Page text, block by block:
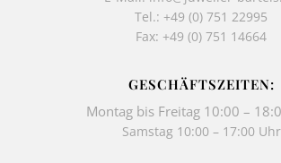
Tel.: +49 (0) 751 22995
Fax: +49 (0) 751 14664
GESCHÄFTSZEITEN:
Montag bis Freitag 10:00 –
Samstag 10:00 – 17:00 Uhr